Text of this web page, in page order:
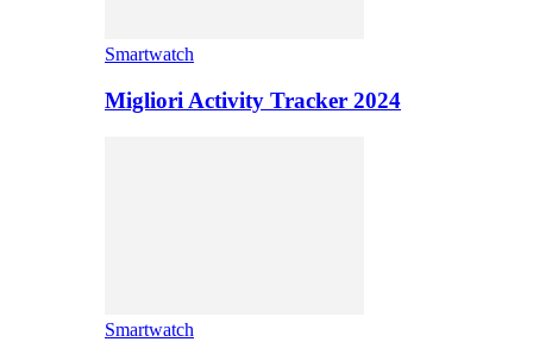
Smartwatch
Migliori Activity Tracker 2024
Smartwatch